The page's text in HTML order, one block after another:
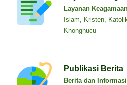
Layanan
Islam, Kristen,
Khonghucu
Publikasi Berita
Berita dan Informasi